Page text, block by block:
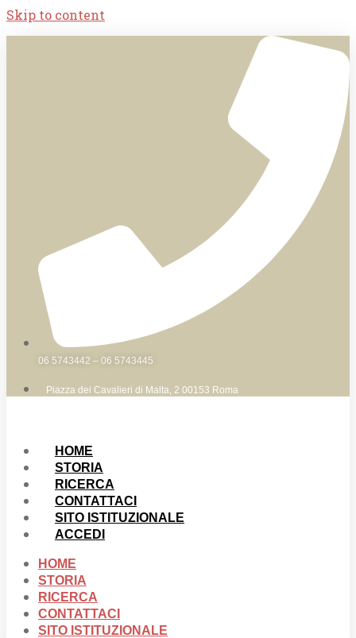
Skip to content
06 5743442 – 06 5743445
Piazza dei Cavalieri di Malta, 2 00153 Roma
HOME
STORIA
RICERCA
CONTATTACI
SITO ISTITUZIONALE
ACCEDI
HOME
STORIA
RICERCA
CONTATTACI
SITO ISTITUZIONALE